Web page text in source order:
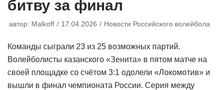
битву за финал
автор: Malkoff 17.04.2026 Новости Российского волейбола
Команды сыграли 23 из 25 возможных партий.
Волейболисты казанского «Зенита» в пятом матче на
своей площадке со счётом 3:1 одолели «Локомотив» и
вышли в финал чемпионата России. Серия между